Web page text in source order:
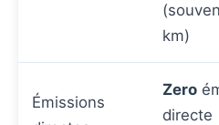
km)
Émissions
Zero
directe